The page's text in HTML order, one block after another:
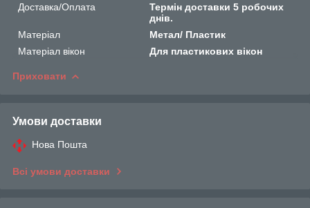
Доставка/Оплата
Термін доставки 5 робочих
днів.
Матеріал
Метал/ Пластик
Матеріал вікон
Для пластикових вікон
Приховати
Умови доставки
Нова Пошта
Всі умови доставки